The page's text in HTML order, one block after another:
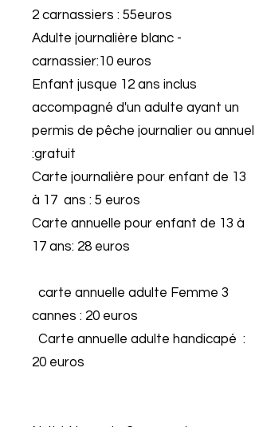
2 carnassiers : 55euros
Adulte journalière blanc -
carnassier:10 euros
Enfant jusque 12 ans inclus
accompagné d'un adulte ayant un
permis de pêche journalier ou annuel
:gratuit
Carte journalière pour enfant de 13
à 17 ans : 5 euros
Carte annuelle pour enfant de 13 à
17 ans: 28 euros
carte annuelle adulte Femme 3
cannes : 20 euros
Carte annuelle adulte handicapé :
20 euros